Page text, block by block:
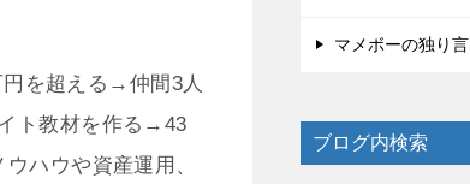
を超える→仲間3人
ト教材を作る→43
ハウや資産運用、
マメボーの独り言
ブログ内検索